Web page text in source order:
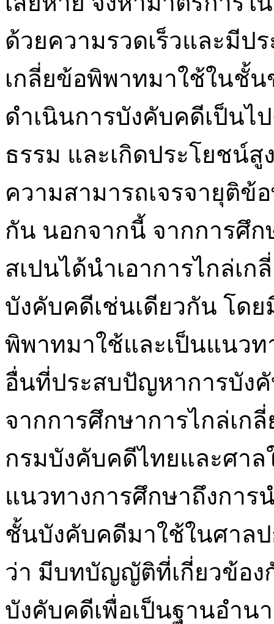
ด้วยความรวดเร็วและมีป
เกลี่ยข้อพิพาทมาใช้ในชั้น
ดำเนินการบังคับคดีเป็นไ
ธรรม และเกิดประโยชน์
ความสามารถเจรจายุติข้
กัน นอกจากนี้ จากการศึ
สเปนได้นำเอาการไกล่เ
บังคับคดีเช่นเดียวกัน โด
พิพาทมาใช้และเป็นแนว
อื่นที่ประสบปัญหาการบัง
จากการศึกษาการไกล่เ
กรมบังคับคดีไทยและศาล
แนวทางการศึกษาถึงการ
ชั้นบังคับคดีมาใช้ในศาล
ว่า มีบทบัญญัติที่เกี่ยวข้อง
บังคับคดีเพื่อเป็นฐานอำน